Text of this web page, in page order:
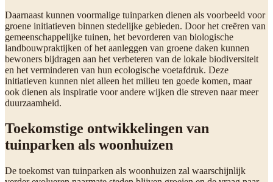
Daarnaast kunnen voormalige tuinparken dienen als voorbeeld voor
groene initiatieven binnen stedelijke gebieden. Door het creëren van
gemeenschappelijke tuinen, het bevorderen van biologische
landbouwpraktijken of het aanleggen van groene daken kunnen
bewoners bijdragen aan het verbeteren van de lokale biodiversiteit
en het verminderen van hun ecologische voetafdruk. Deze
initiatieven kunnen niet alleen het milieu ten goede komen, maar
ook dienen als inspiratie voor andere wijken die streven naar meer
duurzaamheid.
Toekomstige ontwikkelingen van
tuinparken als woonhuizen
De toekomst van tuinparken als woonhuizen zal waarschijnlijk